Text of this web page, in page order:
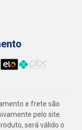
e frete são
pelo site.
será válido o